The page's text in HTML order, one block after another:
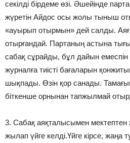
секілді бірдеме өзі. Әшейінде
жүретін Айдос осы жолы тыныш
«ауырып отырмын» дей салды.
отырғандай. Партаның астына
сабақ сұрайды, бұл дайын
журналға тиісті бағаларын
шықпады. Өзін қор санады.
біткенше орнынан тапжылмай
3. Сабақ аяқталысымен мектептен
жылап үйге келді.Үйге кірсе, жаңа